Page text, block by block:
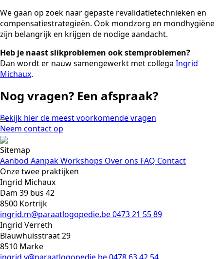
We gaan op zoek naar gepaste revalidatietechnieken en
compensatiestrategieën. Ook mondzorg en mondhygiëne
zijn belangrijk en krijgen de nodige aandacht.
Heb je naast slikproblemen ook stemproblemen?
Dan wordt er nauw samengewerkt met collega Ingrid
Michaux.
Nog vragen? Een afspraak?
Bekijk hier de meest voorkomende vragen
Neem contact op
Sitemap
Aanbod AanpakWorkshops Over ons FAQ Contact
Onze twee praktijken
Ingrid Michaux
Dam 39 bus 42
8500 Kortrijk
ingrid.m@paraatlogopedie.be0473 21 55 89
Ingrid Verreth
Blauwhuisstraat 29
8510 Marke